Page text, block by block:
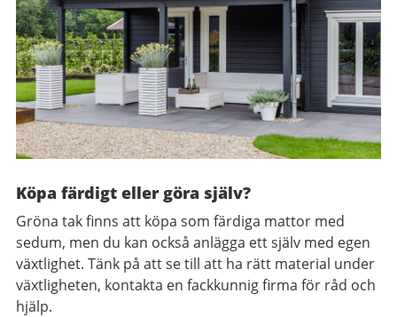
Köpa färdigt eller göra själv?
Gröna tak finns att köpa som färdiga mattor med
sedum, men du kan också anlägga ett själv med egen
växtlighet. Tänk på att se till att ha rätt material under
växtligheten, kontakta en fackkunnig firma för råd och
hjälp.